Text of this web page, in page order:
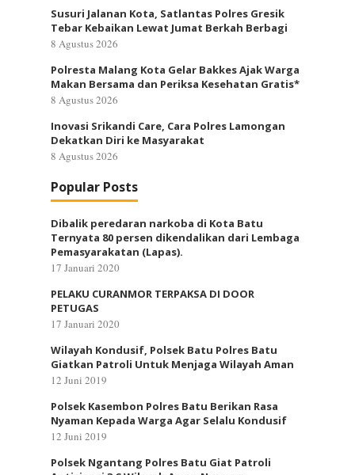
Susuri Jalanan Kota, Satlantas Polres Gresik
Tebar Kebaikan Lewat Jumat Berkah Berbagi
8 Agustus 2026
Polresta Malang Kota Gelar Bakkes Ajak Warga
Makan Bersama dan Periksa Kesehatan Gratis*
8 Agustus 2026
Inovasi Srikandi Care, Cara Polres Lamongan
Dekatkan Diri ke Masyarakat
8 Agustus 2026
Popular Posts
Dibalik peredaran narkoba di Kota Batu
Ternyata 80 persen dikendalikan dari Lembaga
Pemasyarakatan (Lapas).
17 Januari 2020
PELAKU CURANMOR TERPAKSA DI DOOR
PETUGAS
17 Januari 2020
Wilayah Kondusif, Polsek Batu Polres Batu
Giatkan Patroli Untuk Menjaga Wilayah Aman
12 Juni 2019
Polsek Kasembon Polres Batu Berikan Rasa
Nyaman Kepada Warga Agar Selalu Kondusif
12 Juni 2019
Polsek Ngantang Polres Batu Giat Patroli